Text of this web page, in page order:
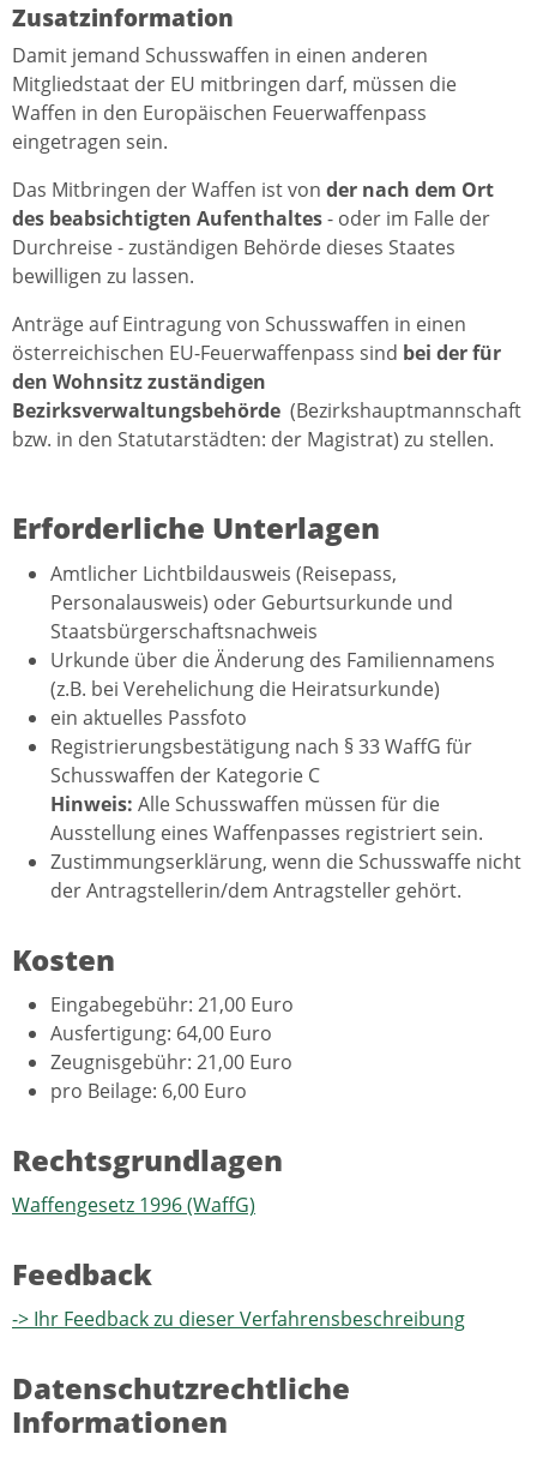
Zusatzinformation
Damit jemand Schusswaffen in einen anderen
Mitgliedstaat der EU mitbringen darf, müssen die
Waffen in den Europäischen Feuerwaffenpass
eingetragen sein.
Das Mitbringen der Waffen ist von der nach dem Ort
des beabsichtigten Aufenthaltes- oder im Falle der
Durchreise - zuständigen Behörde dieses Staates
bewilligen zu lassen.
Anträge auf Eintragung von Schusswaffen in einen
österreichischen EU-Feuerwaffenpass sind bei der für
den Wohnsitz zuständigen
Bezirksverwaltungsbehörde (Bezirkshauptmannschaft
bzw. in den Statutarstädten: der Magistrat) zu stellen.
Erforderliche Unterlagen
Amtlicher Lichtbildausweis (Reisepass,
Personalausweis) oder Geburtsurkunde und
Staatsbürgerschaftsnachweis
Urkunde über die Änderung des Familiennamens
(z.B. bei Verehelichung die Heiratsurkunde)
ein aktuelles Passfoto
Registrierungsbestätigung nach § 33 WaffG für
Schusswaffen der Kategorie C
Hinweis: Alle Schusswaffen müssen für die
Ausstellung eines Waffenpasses registriert sein.
Zustimmungserklärung, wenn die Schusswaffe nicht
der Antragstellerin/dem Antragsteller gehört.
Kosten
Eingabegebühr: 21,00 Euro
Ausfertigung: 64,00 Euro
Zeugnisgebühr: 21,00 Euro
pro Beilage: 6,00 Euro
Rechtsgrundlagen
Waffengesetz 1996 (WaffG)
Feedback
-> Ihr Feedback zu dieser Verfahrensbeschreibung
Datenschutzrechtliche
Informationen